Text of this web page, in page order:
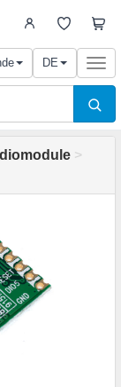
DE
>